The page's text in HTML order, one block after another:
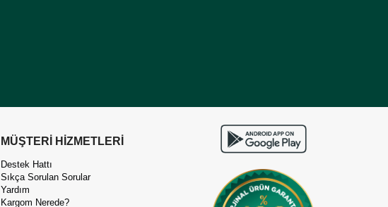
MÜŞTERİ HİZMETLERİ
Destek Hattı
Sıkça Sorulan Sorular
Yardım
Kargom Nerede?